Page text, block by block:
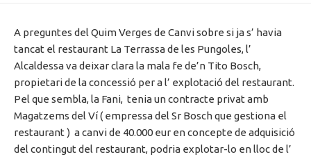
A preguntes del Quim Verges de Canvi sobre si ja s’ havia
tancat el restaurant La Terrassa de les Pungoles, l’
Alcaldessa va deixar clara la mala fe de’n Tito Bosch,
propietari de la concessió per a l’ explotació del restaurant.
Pel que sembla, la Fani, tenia un contracte privat amb
Magatzems del Ví ( empressa del Sr Bosch que gestiona el
restaurant ) a canvi de 40.000 eur en concepte de adquisició
del contingut del restaurant, podria explotar-lo en lloc de l’